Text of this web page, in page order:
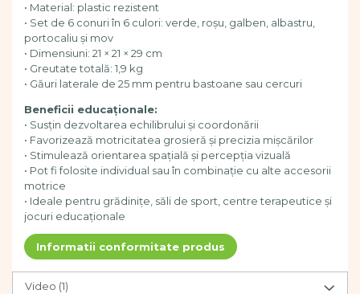
Mărgele de călcat HAMA
Hama Maxi Sticks
Margele HAMA MAXI
Mărgele HAMA MIDI
Perceperea timpului -
TimeTimer
Stimulare senzoriala
Stimulare auditiva
Stimulare olfactivă
Stimulare tactila
Stimulare vizuala
Terapie de integrare senzorială
• Material: plastic rezistent
• Set de 6 conuri în 6 culori: verde, roșu, galben, albastru,
portocaliu și mov
• Dimensiuni: 21 × 21 × 29 cm
• Greutate totală: 1,9 kg
• Găuri laterale de 25 mm pentru bastoane sau cercuri
Beneficii educaționale:
• Susțin dezvoltarea echilibrului și coordonării
• Favorizează motricitatea grosieră și precizia mișcărilor
• Stimulează orientarea spațială și percepția vizuală
• Pot fi folosite individual sau în combinație cu alte accesorii
motrice
• Ideale pentru grădinițe, săli de sport, centre terapeutice și
jocuri educaționale
Informatii conformitate produs
Video (1)